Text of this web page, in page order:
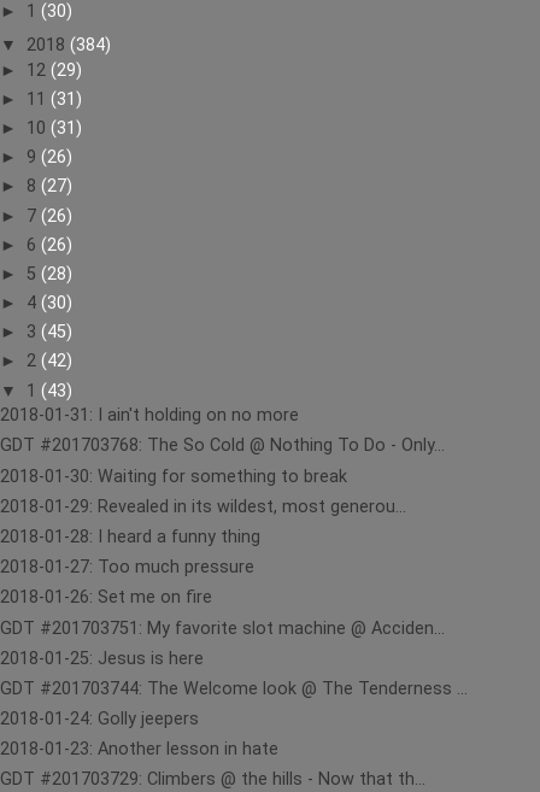
► 1 (30)
▼ 2018 (384)
► 12 (29)
► 11 (31)
► 10 (31)
► 9 (26)
► 8 (27)
► 7 (26)
► 6 (26)
► 5 (28)
► 4 (30)
► 3 (45)
► 2 (42)
▼ 1 (43)
2018-01-31: I ain't holding on no more
GDT #201703768: The So Cold @ Nothing To Do - Only...
2018-01-30: Waiting for something to break
2018-01-29: Revealed in its wildest, most generou...
2018-01-28: I heard a funny thing
2018-01-27: Too much pressure
2018-01-26: Set me on fire
GDT #201703751: My favorite slot machine @ Acciden...
2018-01-25: Jesus is here
GDT #201703744: The Welcome look @ The Tenderness ...
2018-01-24: Golly jeepers
2018-01-23: Another lesson in hate
GDT #201703729: Climbers @ the hills - Now that th...